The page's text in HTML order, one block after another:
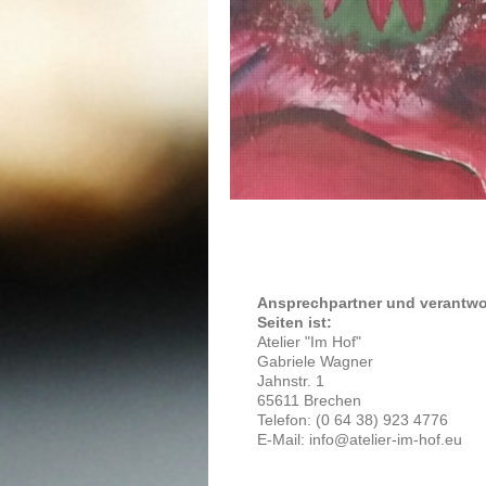
Ansprechpartner und
Seiten ist:
Atelier "Im Hof"
Gabriele Wagner
Jahnstr. 1
65611 Brechen
Telefon: (0 64 38) 923 4776
E-Mail: info@atelier-im-hof.eu